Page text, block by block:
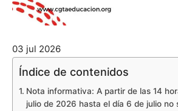
03 jul 2026
Índice de contenidos
Nota informativa: A partir de las 14
julio de 2026 hasta el día 6 de julio no